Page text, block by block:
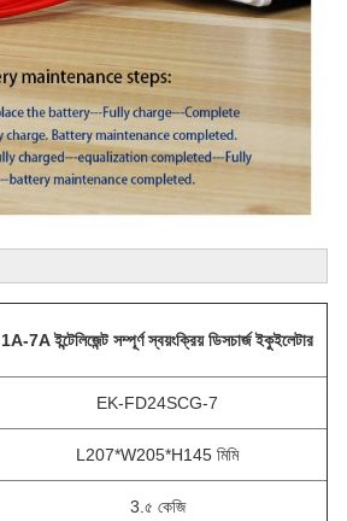
1A-7A ইন্টেলিজেন্ট সম্পূর্ণ স্বয়ংক্রিয় ডিসচার্জ ইকুইলেটার
EK-FD24SCG-7
L207*W205*H145 মিমি
3.৫ কেজি